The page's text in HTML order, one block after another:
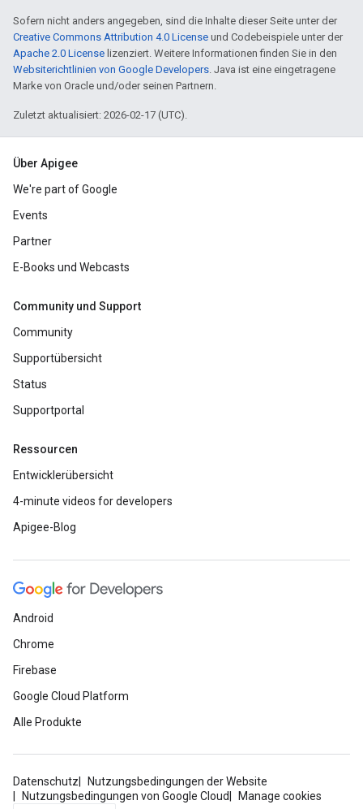
Sofern nicht anders angegeben, sind die Inhalte dieser Seite unter der
Creative Commons Attribution 4.0 License und Codebeispiele unter der
Apache 2.0 License lizenziert. Weitere Informationen finden Sie in den
Websiterichtlinien von Google Developers. Java ist eine eingetragene
Marke von Oracle und/oder seinen Partnern.
Zuletzt aktualisiert: 2026-02-17 (UTC).
Über Apigee
We're part of Google
Events
Partner
E-Books und Webcasts
Community und Support
Community
Supportübersicht
Status
Supportportal
Ressourcen
Entwicklerübersicht
4-minute videos for developers
Apigee-Blog
Android
Chrome
Firebase
Google Cloud Platform
Alle Produkte
Datenschutz
Nutzungsbedingungen der Website
Nutzungsbedingungen von Google Cloud
Manage cookies